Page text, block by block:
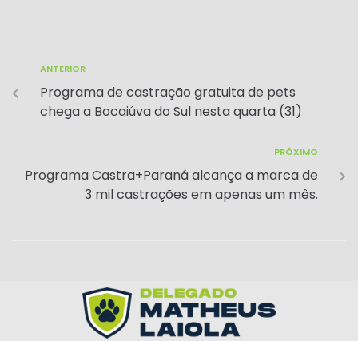
A
p
p
b
o
o
m
ANTERIOR
Programa de castração gratuita de pets
chega a Bocaiúva do Sul nesta quarta (31)
PRÓXIMO
Programa Castra+Paraná alcança a marca de
3 mil castrações em apenas um mês.